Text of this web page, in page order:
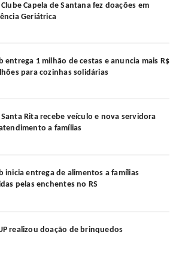
Capela de Santana fez doações em
Geriátrica
entrega 1 milhão de cestas e anuncia mais R$
para cozinhas solidárias
Rita recebe veículo e nova servidora
a famílias
inicia entrega de alimentos a famílias
pelas enchentes no RS
realizou doação de brinquedos